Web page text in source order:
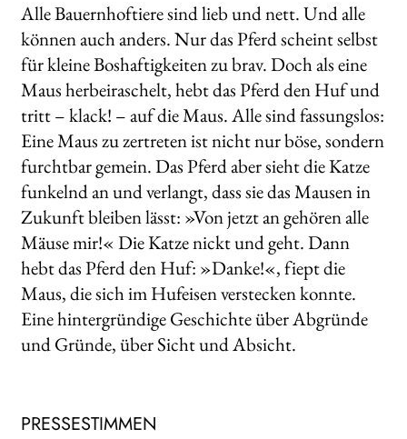
Alle Bauernhoftiere sind lieb und nett. Und alle
können auch anders. Nur das Pferd scheint selbst
für kleine Boshaftigkeiten zu brav. Doch als eine
Maus herbeiraschelt, hebt das Pferd den Huf und
tritt – klack! – auf die Maus. Alle sind fassungslos:
Eine Maus zu zertreten ist nicht nur böse, sondern
furchtbar gemein. Das Pferd aber sieht die Katze
funkelnd an und verlangt, dass sie das Mausen in
Zukunft bleiben lässt: »Von jetzt an gehören alle
Mäuse mir!« Die Katze nickt und geht. Dann
hebt das Pferd den Huf: »Danke!«, fiept die
Maus, die sich im Hufeisen verstecken konnte.
Eine hintergründige Geschichte über Abgründe
und Gründe, über Sicht und Absicht.
PRESSESTIMMEN